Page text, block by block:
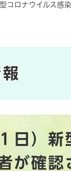
く
コロナウイルス感
日）新
が確認